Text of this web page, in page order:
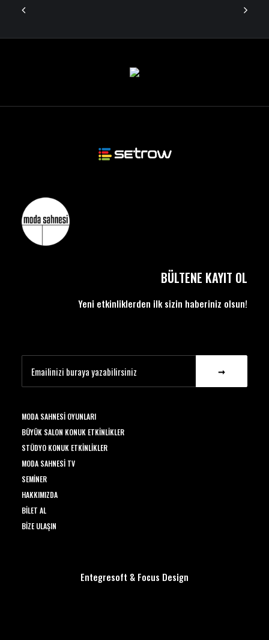
BÜLTENE KAYIT OL
Yeni etkinliklerden ilk sizin haberiniz olsun!
MODA SAHNESI OYUNLARI
BÜYÜK SALON KONUK ETKINLIKLER
STÜDYO KONUK ETKINLIKLER
MODA SAHNESI TV
SEMINER
HAKKIMIZDA
BILET AL
BIZE ULAŞIN
Entegresoft & Focus Design